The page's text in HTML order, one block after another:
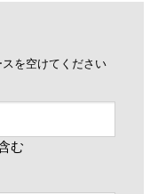
を空けてください
む